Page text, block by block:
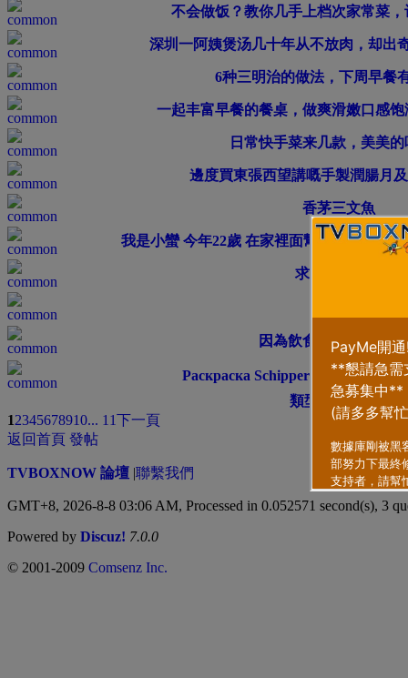
不会做饭？教你几手上档次家常菜
深圳一阿姨煲汤几十年从不放肉，却出
6种三明治的做法，下周早餐
一起丰富早餐的餐桌，做爽滑嫩口感
日常快手菜来几款，美美
邊度買東張西望講嘅手製潤腸月
香茅三文魚
我是小蠻 今年22歲 在家裡面幫姐妹介紹sex
求杏仁饼做法
因為飲食導致我甩髪？
Раскраска Schipper модели
類型
排序方式
12345678910... 11下一頁
返回首頁 發帖
TVBOXNOW 論壇 |聯繫我們
GMT+8, 2026-8-8 03:06 AM, Processed in 0.052571 second(s), 3
Powered by Discuz! 7.0.0
© 2001-2009 Comsenz Inc.